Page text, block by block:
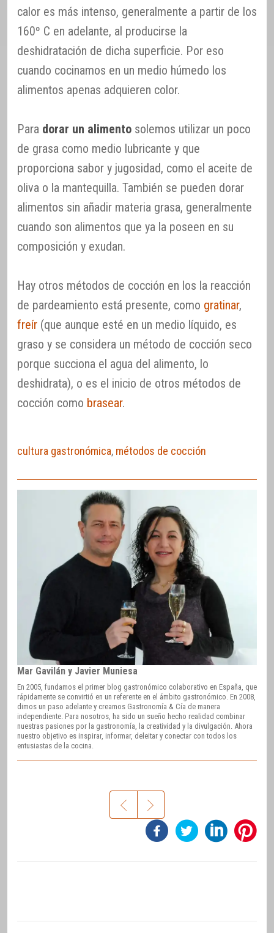
calor es más intenso, generalmente a partir de los
160º C en adelante, al producirse la
deshidratación de dicha superficie. Por eso
cuando cocinamos en un medio húmedo los
alimentos apenas adquieren color.
Para dorar un alimento solemos utilizar un poco
de grasa como medio lubricante y que
proporciona sabor y jugosidad, como el aceite de
oliva o la mantequilla. También se pueden dorar
alimentos sin añadir materia grasa, generalmente
cuando son alimentos que ya la poseen en su
composición y exudan.
Hay otros métodos de cocción en los la reacción
de pardeamiento está presente, como gratinar,
freír (que aunque esté en un medio líquido, es
graso y se considera un método de cocción seco
porque succiona el agua del alimento, lo
deshidrata), o es el inicio de otros métodos de
cocción como brasear.
cultura gastronómica, métodos de cocción
Mar Gavilán y Javier Muniesa
En 2005, fundamos el primer blog gastronómico colaborativo en España, que
rápidamente se convirtió en un referente en el ámbito gastronómico. En 2008,
dimos un paso adelante y creamos Gastronomía & Cía de manera
independiente. Para nosotros, ha sido un sueño hecho realidad combinar
nuestras pasiones por la gastronomía, la creatividad y la divulgación. Ahora
nuestro objetivo es inspirar, informar, deleitar y conectar con todos los
entusiastas de la cocina.